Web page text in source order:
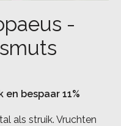
-
en bespaar 11%
als struik. Vruchten